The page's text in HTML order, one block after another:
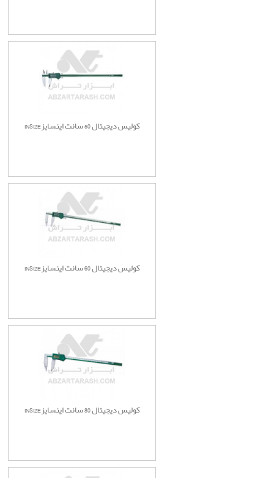
کولیس دیجیتال 50 سانت اینسایزINSIZE
کولیس دیجیتال 60 سانت اینسایزINSIZE
کولیس دیجیتال 80 سانت اینسایزINSIZE